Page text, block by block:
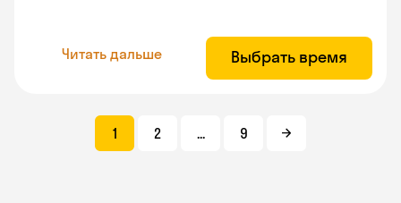
Читать дальше Выбрать время
1 2 ... 9